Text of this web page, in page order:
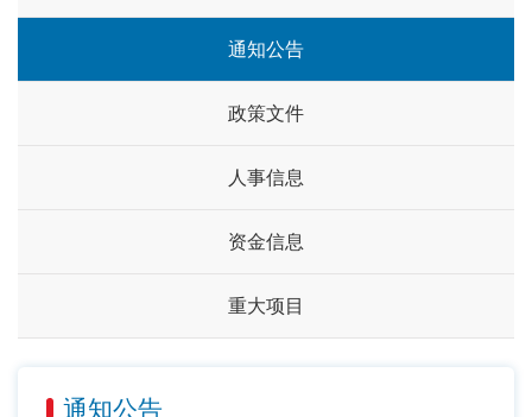
通知公告
政策文件
人事信息
资金信息
重大项目
通知公告